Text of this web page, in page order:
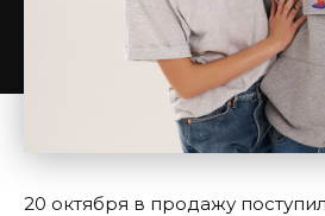
20 октября в продажу